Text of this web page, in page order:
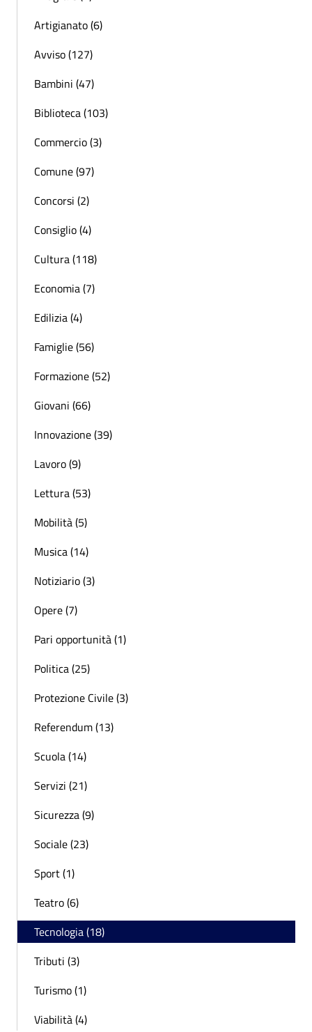
Artigianato (6)
Avviso (127)
Bambini (47)
Biblioteca (103)
Commercio (3)
Comune (97)
Concorsi (2)
Consiglio (4)
Cultura (118)
Economia (7)
Edilizia (4)
Famiglie (56)
Formazione (52)
Giovani (66)
Innovazione (39)
Lavoro (9)
Lettura (53)
Mobilità (5)
Musica (14)
Notiziario (3)
Opere (7)
Pari opportunità (1)
Politica (25)
Protezione Civile (3)
Referendum (13)
Scuola (14)
Servizi (21)
Sicurezza (9)
Sociale (23)
Sport (1)
Teatro (6)
Tecnologia (18)
Tributi (3)
Turismo (1)
Viabilità (4)